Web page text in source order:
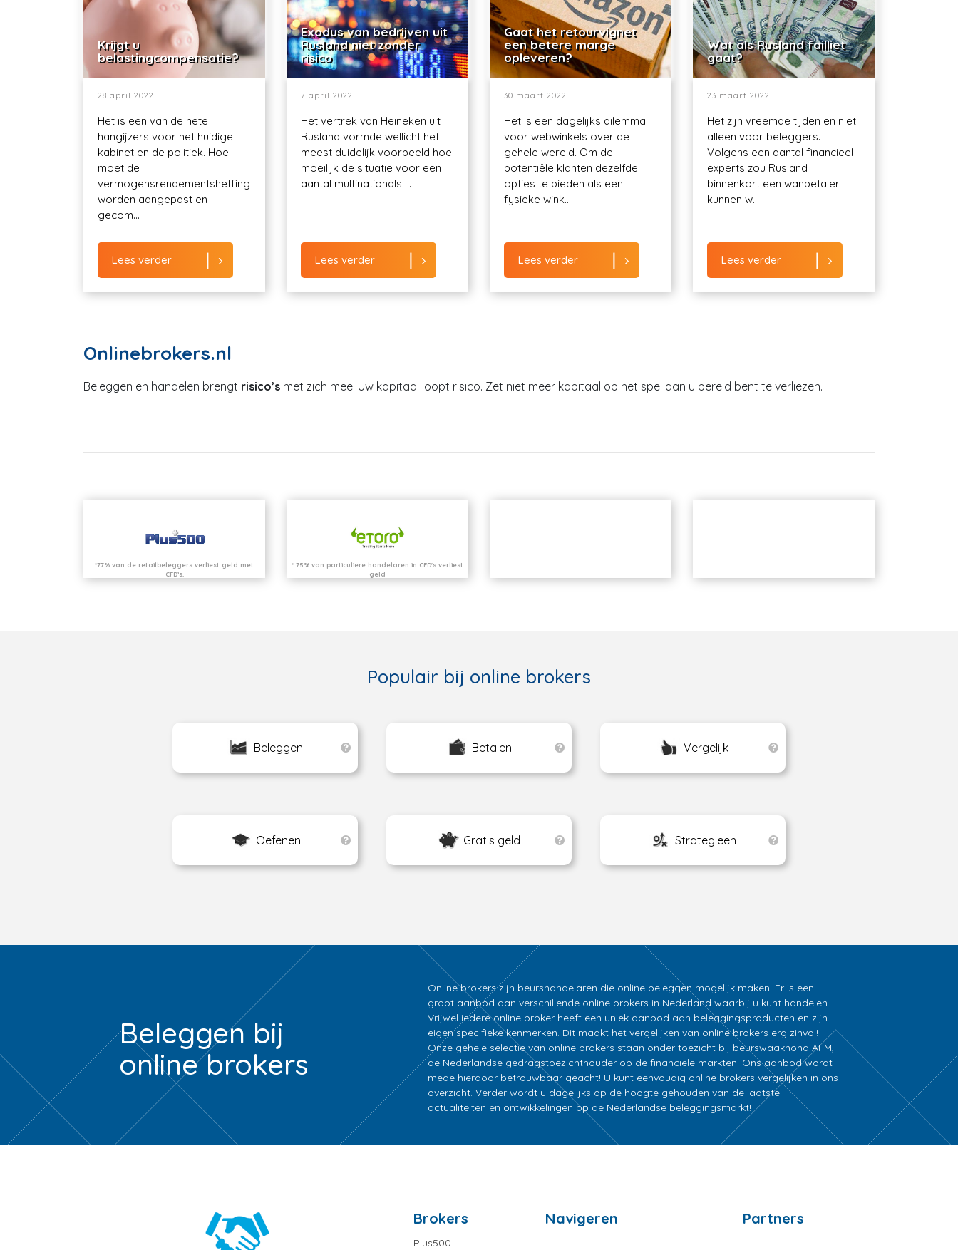
Krijgt u
belastingcompensatie?
28 april 2022
Het is een van de hete
hangijzers voor het huidige
kabinet en de politiek. Hoe
moet de
vermogensrendementsheffing
worden aangepast en
gecom...
Lees verder
Exodus van bedrijven uit
Rusland niet zonder
risico
7 april 2022
Het vertrek van Heineken uit
Rusland vormde wellicht het
meest duidelijk voorbeeld hoe
moeilijk de situatie voor een
aantal multinationals ...
Lees verder
Gaat het retourvignet
een betere marge
opleveren?
30 maart 2022
Het is een dagelijks dilemma
voor webwinkels over de
gehele wereld. Om de
potentiële klanten dezelfde
opties te bieden als een
fysieke wink...
Lees verder
Wat als Rusland failliet
gaat?
23 maart 2022
Het zijn vreemde tijden en niet
alleen voor beleggers.
Volgens een aantal financieel
experts zou Rusland
binnenkort een wanbetaler
kunnen w...
Lees verder
Onlinebrokers.nl
Beleggen en handelen brengt risico’s met zich mee. Uw kapitaal loopt risico. Zet niet meer kapitaal op het spel dan u bereid bent te verliezen.
*77% van de retailbeleggers verliest geld met
CFD’s.
* 75% van particuliere handelaren in CFD's verliest
geld
Populair bij online brokers
Beleggen Betalen Vergelijk
Oefenen Gratis geld Strategieën
Beleggen bij
online brokers
Online brokers zijn beurshandelaren die online beleggen mogelijk maken. Er is een
groot aanbod aan verschillende online brokers in Nederland waarbij u kunt handelen.
Vrijwel iedere online broker heeft een uniek aanbod aan beleggingsproducten en zijn
eigen specifieke kenmerken. Dit maakt het vergelijken van online brokers erg zinvol!
Onze gehele selectie van online brokers staan onder toezicht bij beurswaakhond AFM,
de Nederlandse gedragstoezichthouder op de financiële markten. Ons aanbod wordt
mede hierdoor betrouwbaar geacht! U kunt eenvoudig online brokers vergelijken in ons
overzicht. Verder wordt u dagelijks op de hoogte gehouden van de laatste
actualiteiten en ontwikkelingen op de Nederlandse beleggingsmarkt!
Brokers
Plus500
Navigeren Partners